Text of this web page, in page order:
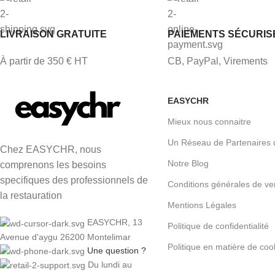
LIVRAISON GRATUITE
À partir de 350 € HT
PAIEMENTS
CB, PayPal, Virements
Chez EASYCHR, nous
comprenons les besoins
specifiques des professionnels de
la restauration
EASYCHR, 13
Avenue d'aygu 26200 Montelimar
Une question ?
Du lundi au
EASYCHR
Mieux nous connaitre
Un Réseau de Partenaires
Notre Blog
Conditions générales de
Mentions Légales
Politique de confidentialité
Politique en matière de